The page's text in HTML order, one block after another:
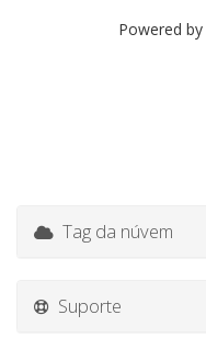
Powered by
Tag da núvem
Suporte